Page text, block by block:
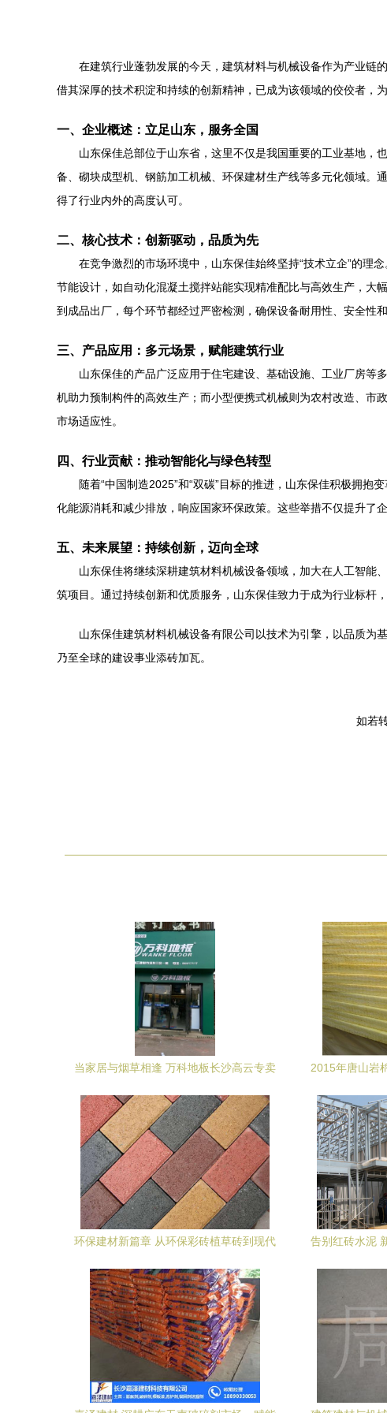
在建筑行业蓬勃发展的今天，建筑材料与机械设备作为产业链
借其深厚的技术积淀和持续的创新精神，已成为该领域的佼佼者，
一、企业概述：立足山东，服务全国
山东保佳总部位于山东省，这里不仅是我国重要的工业基地，
备、砌块成型机、钢筋加工机械、环保建材生产线等多元化领域。
得了行业内外的高度认可。
二、核心技术：创新驱动，品质为先
在竞争激烈的市场环境中，山东保佳始终坚持“技术立企”的理
节能设计，如自动化混凝土搅拌站能实现精准配比与高效生产，大
到成品出厂，每个环节都经过严密检测，确保设备耐用性、安全性
三、产品应用：多元场景，赋能建筑行业
山东保佳的产品广泛应用于住宅建设、基础设施、工业厂房等
机助力预制构件的高效生产；而小型便携式机械则为农村改造、市
市场适应性。
四、行业贡献：推动智能化与绿色转型
随着“中国制造2025”和“双碳”目标的推进，山东保佳积极拥
化能源消耗和减少排放，响应国家环保政策。这些举措不仅提升了
五、未来展望：持续创新，迈向全球
山东保佳将继续深耕建筑材料机械设备领域，加大在人工智能
筑项目。通过持续创新和优质服务，山东保佳致力于成为行业标杆
山东保佳建筑材料机械设备有限公司以技术为引擎，以品质为
乃至全球的建设事业添砖加瓦。
如若
当家居与烟草相逢 万科地板长沙高云专卖
2015年唐山岩
环保建材新篇章 从环保彩砖植草砖到现代
品厂为例
告别红砖水泥